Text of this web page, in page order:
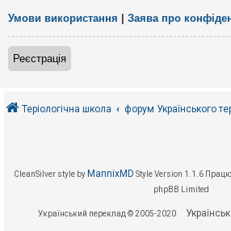
А
к
т
и
і
Умови використання Заява про
Реєстрація
Теріологічна школа форум Українського
CleanSilver style by MannixMD Style Version 1.1.6
phpBB Limited
Український переклад © 2005-2020